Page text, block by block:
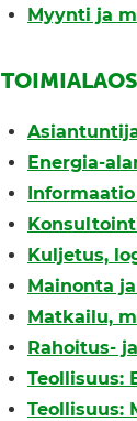
Myynti ja
Energia-
Kuljetus,
Mainonta
Matkailu,
Rahoitus-
Teollisuus:
Teollisuus: